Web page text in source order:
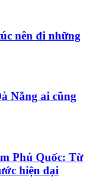
nên đi những
Nẵng ai cũng
Phú Quốc: Từ
hiện đại